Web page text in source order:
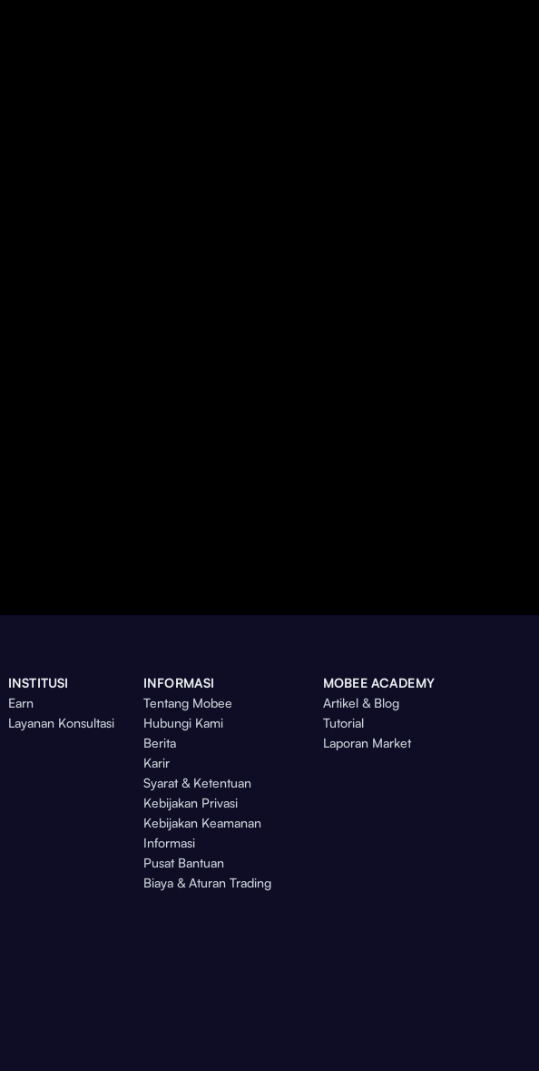
INSTITUSI
Earn
Layanan Konsultasi
INFORMASI
Tentang Mobee
Hubungi Kami
Berita
Karir
Syarat & Ketentuan
Kebijakan Privasi
Kebijakan Keamanan
Informasi
Pusat Bantuan
Biaya & Aturan Trading
MOBEE ACADEMY
Artikel & Blog
Tutorial
Laporan Market